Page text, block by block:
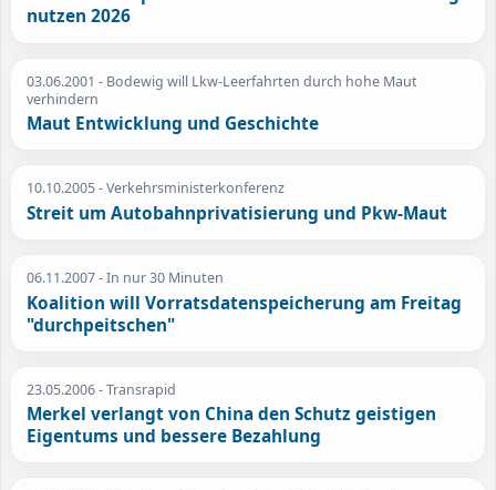
nutzen 2026
03.06.2001 - Bodewig will Lkw-Leerfahrten durch hohe Maut
verhindern
Maut Entwicklung und Geschichte
10.10.2005- Verkehrsministerkonferenz
Streit um Autobahnprivatisierung und Pkw-Maut
06.11.2007- In nur 30 Minuten
Koalition will Vorratsdatenspeicherung am Freitag
"durchpeitschen"
23.05.2006- Transrapid
Merkel verlangt von China den Schutz geistigen
Eigentums und bessere Bezahlung